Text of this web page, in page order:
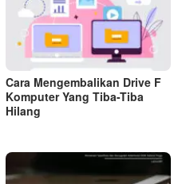
Cara Mengembalikan Drive F
Komputer Yang Tiba-Tiba
Hilang